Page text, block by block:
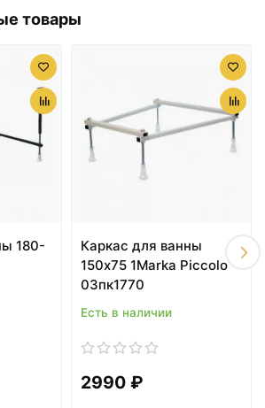
товары
180-
Каркас для ванны
150x75 1Marka Piccolo
03пк1770
Есть в наличии
2990 ₽